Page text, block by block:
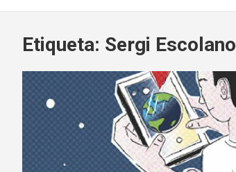
Etiqueta: Sergi Escolano